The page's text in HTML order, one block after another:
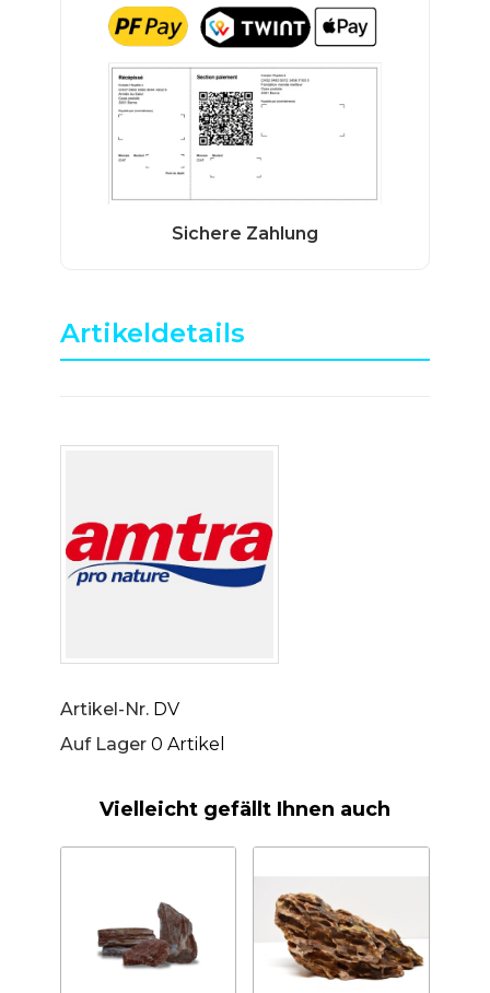
Artikeldetails
Artikel-Nr. DV
Auf Lager 0 Artikel
Vielleicht gefällt Ihnen auch